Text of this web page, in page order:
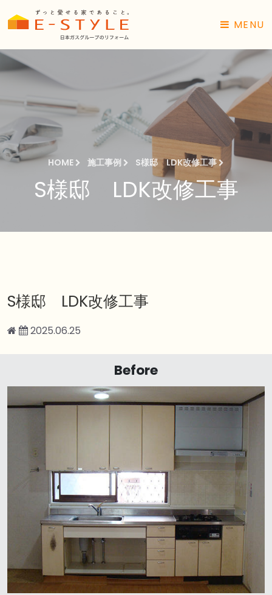
MENU
HOME 施工事例 S様邸 LDK改修工事
S様邸 LDK改修工事
S様邸 LDK改修工事
2025.06.25
Before